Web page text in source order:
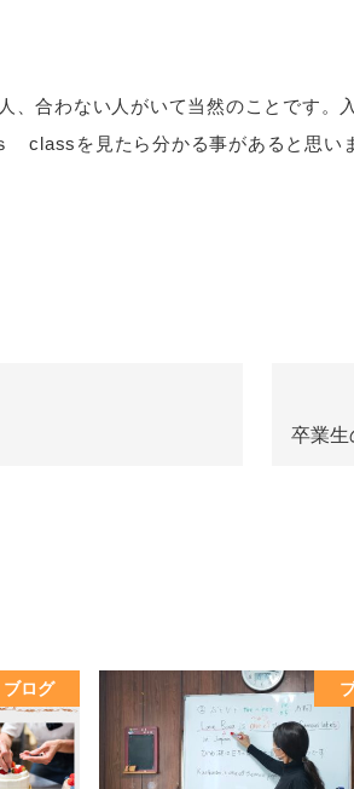
、合わない人がいて当然のことです。
classを見たら分かる事があると思い
卒業
ブログ